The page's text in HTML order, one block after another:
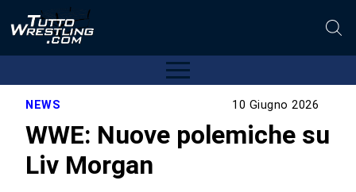
NEWS 10 Giugno 2026
WWE: Nuove polemiche su
Liv Morgan